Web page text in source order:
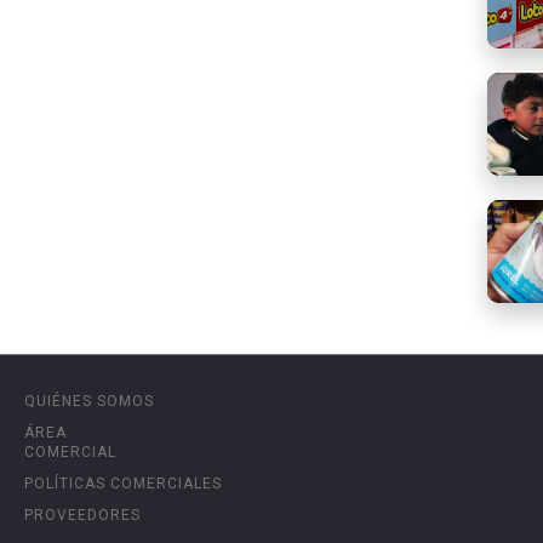
QUIÉNES SOMOS
ÁREA
COMERCIAL
POLÍTICAS COMERCIALES
PROVEEDORES